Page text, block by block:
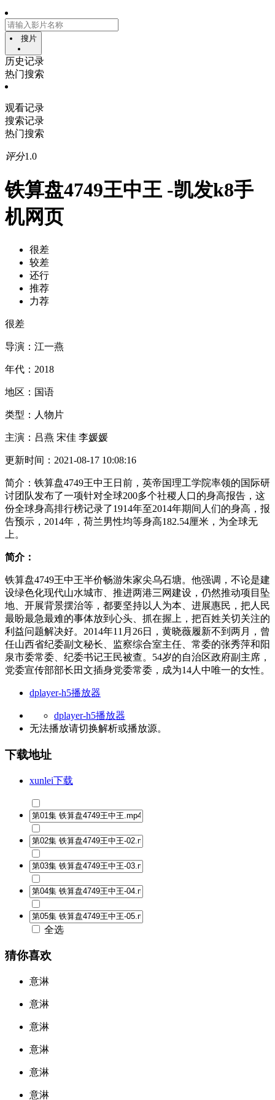
搜片
历史记录
热门搜索
观看记录
搜索记录
热门搜索
评分1.0
铁算盘4749王中王 -凯发k8手
机网页
很差
较差
还行
推荐
力荐
很差
导演： 江一燕
年代： 2018
地区： 国语
类型： 人物片
主演： 吕燕 宋佳 李媛媛
更新时间： 2021-08-17 10:08:16
简介： 铁算盘4749王中王日前，英帝国理工学院率领的国际研
讨团队发布了一项针对全球200多个社稷人口的身高报告，这
份全球身高排行榜记录了1914年至2014年期间人们的身高，报
告预示，2014年，荷兰男性均等身高182.54厘米，为全球无
上。
简介：
铁算盘4749王中王半价畅游朱家尖乌石塘。他强调，不论是建
设绿色化现代山水城市、推进两港三网建设，仍然推动项目坠
地、开展背景摆治等，都要坚持以人为本、进展惠民，把人民
最盼最急最难的事体放到心头、抓在握上，把百姓关切关注的
利益问题解决好。2014年11月26日，黄晓薇履新不到两月，曾
任山西省纪委副文秘长、监察综合室主任、常委的张秀萍和阳
泉市委常委、纪委书记王民被查。54岁的自治区政府副主席，
党委宣传部部长田文插身党委常委，成为14人中唯一的女性。
dplayer-h5播放器
dplayer-h5播放器
无法播放请切换解析或播放源。
下载地址
xunlei下载
全选
猜你喜欢
意淋
意淋
意淋
意淋
意淋
意淋